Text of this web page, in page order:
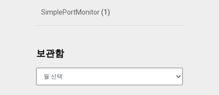
SimplePortMonitor(1)
보관함